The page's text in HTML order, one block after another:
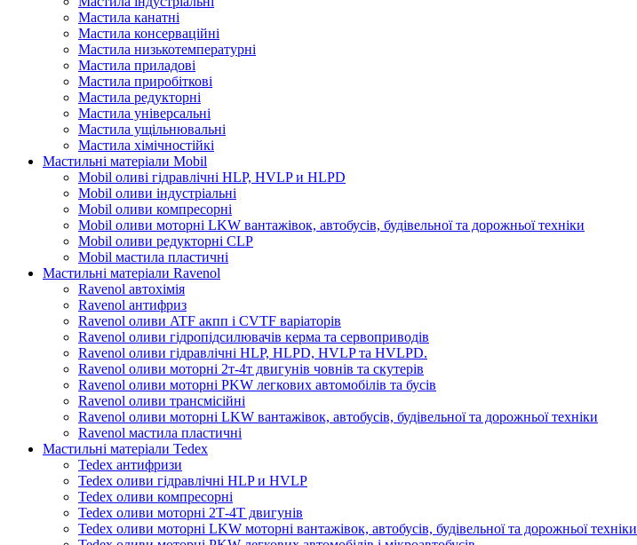
Мастила канатні
Мастила консерваційні
Мастила низькотемпературні
Мастила приладові
Мастила приробіткові
Мастила редукторні
Мастила універсальні
Мастила ущільнювальні
Мастила хімічностійкі
Мастильні матеріали Mobil
Mobil оливі гідравлічні HLP, HVLP и HLPD
Mobil оливи індустріальні
Mobil оливи компресорні
Mobil оливи моторні LKW вантажівок, автобусів, будівельної та дорожньої техніки
Mobil оливи редукторні CLP
Mobil мастила пластичні
Мастильні матеріали Ravenol
Ravenol автохімія
Ravenol антифриз
Ravenol оливи ATF акпп і CVTF варіаторів
Ravenol оливи гідропідсилювачів керма та сервоприводів
Ravenol оливи гідравлічні HLP, HLPD, HVLP та HVLPD.
Ravenol оливи моторні 2т-4т двигунів човнів та скутерів
Ravenol оливи моторні PKW легкових автомобілів та бусів
Ravenol оливи трансмісійні
Ravenol оливи моторні LKW вантажівок, автобусів, будівельної та дорожньої техніки
Ravenol мастила пластичні
Мастильні матеріали Tedex
Tedex антифризи
Tedex оливи гідравлічні HLP и HVLP
Tedex оливи компресорні
Tedex оливи моторні 2Т-4Т двигунів
Tedex оливи моторні LKW моторні вантажівок, автобусів, будівельної та дорожньої техніки